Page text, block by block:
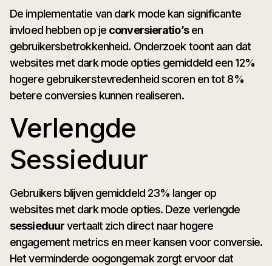
De implementatie van dark mode kan significante
invloed hebben op je conversieratio’sen
gebruikersbetrokkenheid. Onderzoek toont aan dat
websites met dark mode opties gemiddeld een 12%
hogere gebruikerstevredenheid scoren en tot 8%
betere conversies kunnen realiseren.
Verlengde
Sessieduur
Gebruikers blijven gemiddeld 23% langer op
websites met dark mode opties. Deze verlengde
sessieduurvertaalt zich direct naar hogere
engagement metrics en meer kansen voor conversie.
Het verminderde oogongemak zorgt ervoor dat